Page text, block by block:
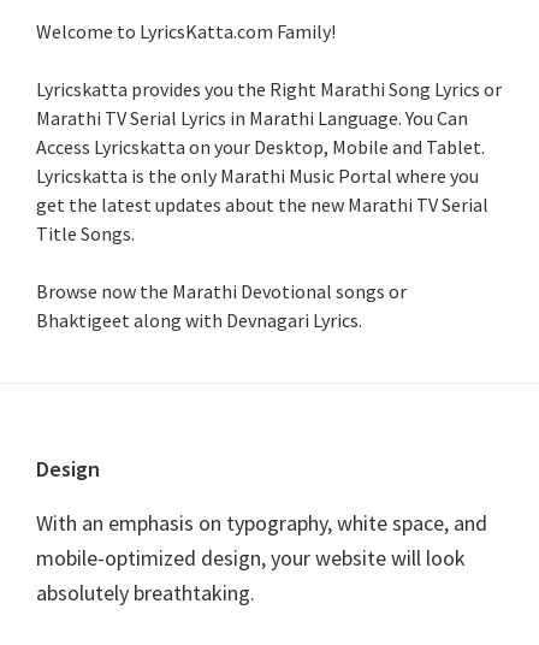
Welcome to LyricsKatta.com Family!
Lyricskatta provides you the Right Marathi Song Lyrics or
Marathi TV Serial Lyrics in Marathi Language. You Can
Access Lyricskatta on your Desktop, Mobile and Tablet.
Lyricskatta is the only Marathi Music Portal where you
get the latest updates about the new Marathi TV Serial
Title Songs.
Browse now the Marathi Devotional songs or
Bhaktigeet along with Devnagari Lyrics.
Footer
Design
With an emphasis on typography, white space, and
mobile-optimized design, your website will look
absolutely breathtaking.